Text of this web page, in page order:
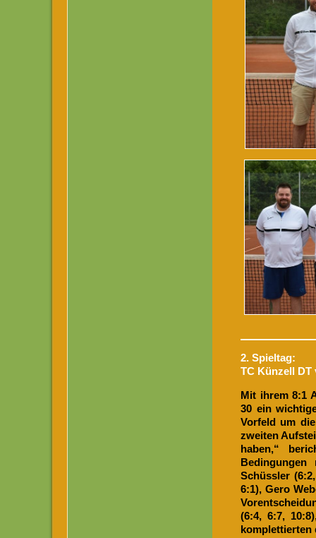
2. Spieltag:
TC Künzell
Mit ihrem 8:1
30 ein
Vorfeld um
zweiten
haben,“
Bedingungen
Schüssler
6:1), Gero
(6:4, 6:7,
komplettierten